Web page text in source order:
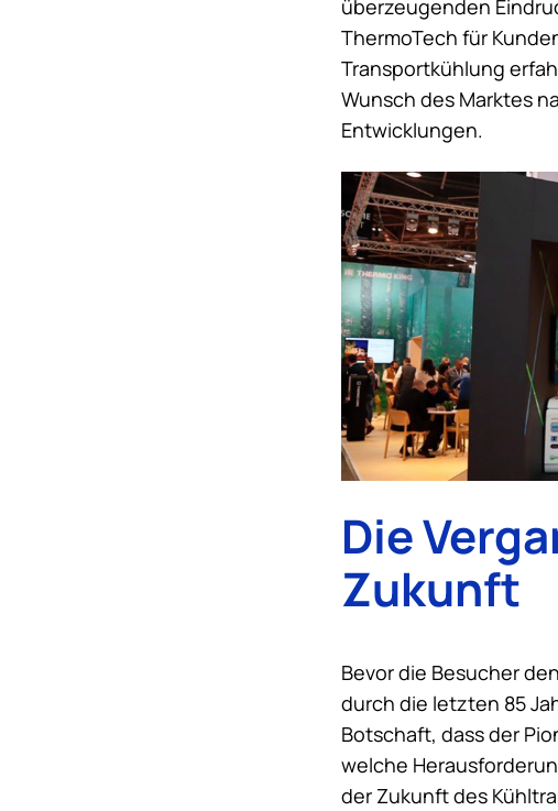
überzeugenden
ThermoTech für
Transportkühlung
Wunsch des Marktes
Entwicklungen.
Die
Zukunft
Bevor die Besucher
durch die letzten 85
Botschaft, dass der
welche
der Zukunft des